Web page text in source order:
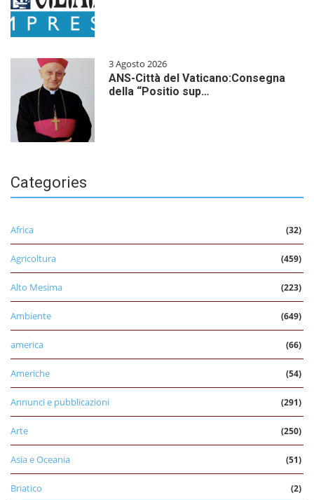
3 Agosto 2026
ANS-Città del Vaticano:Consegna
della “Positio sup…
Categories
Africa (32)
Agricoltura (459)
Alto Mesima (223)
Ambiente (649)
america (66)
Americhe (54)
Annunci e pubblicazioni (291)
Arte (250)
Asia e Oceania (51)
Briatico (2)